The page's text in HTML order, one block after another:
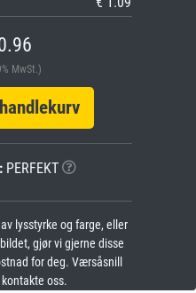
MwSt.)
PERFEKT
lysstyrke og farge, eller
gjør vi gjerne disse
for deg. Værsåsnill
oss.